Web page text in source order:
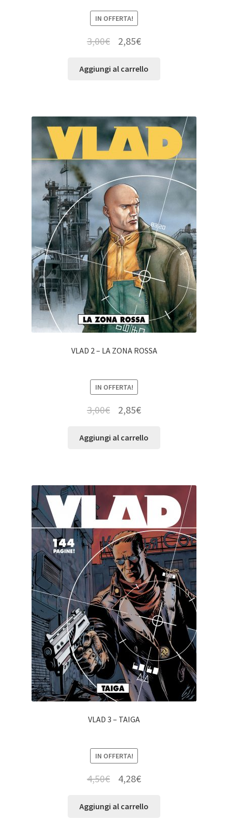
IN OFFERTA!
3,00€ 2,85€
Aggiungi al carrello
VLAD 2 – LA ZONA ROSSA
IN OFFERTA!
3,00€ 2,85€
Aggiungi al carrello
VLAD 3 – TAIGA
IN OFFERTA!
4,50€ 4,28€
Aggiungi al carrello